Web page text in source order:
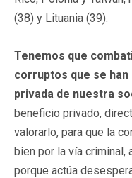
(38) y Lituania (39).
Tenemos que
corruptos que se han
privada de nuestra
beneficio privado,
valorarlo, para que la
bien por la vía criminal,
porque actúa